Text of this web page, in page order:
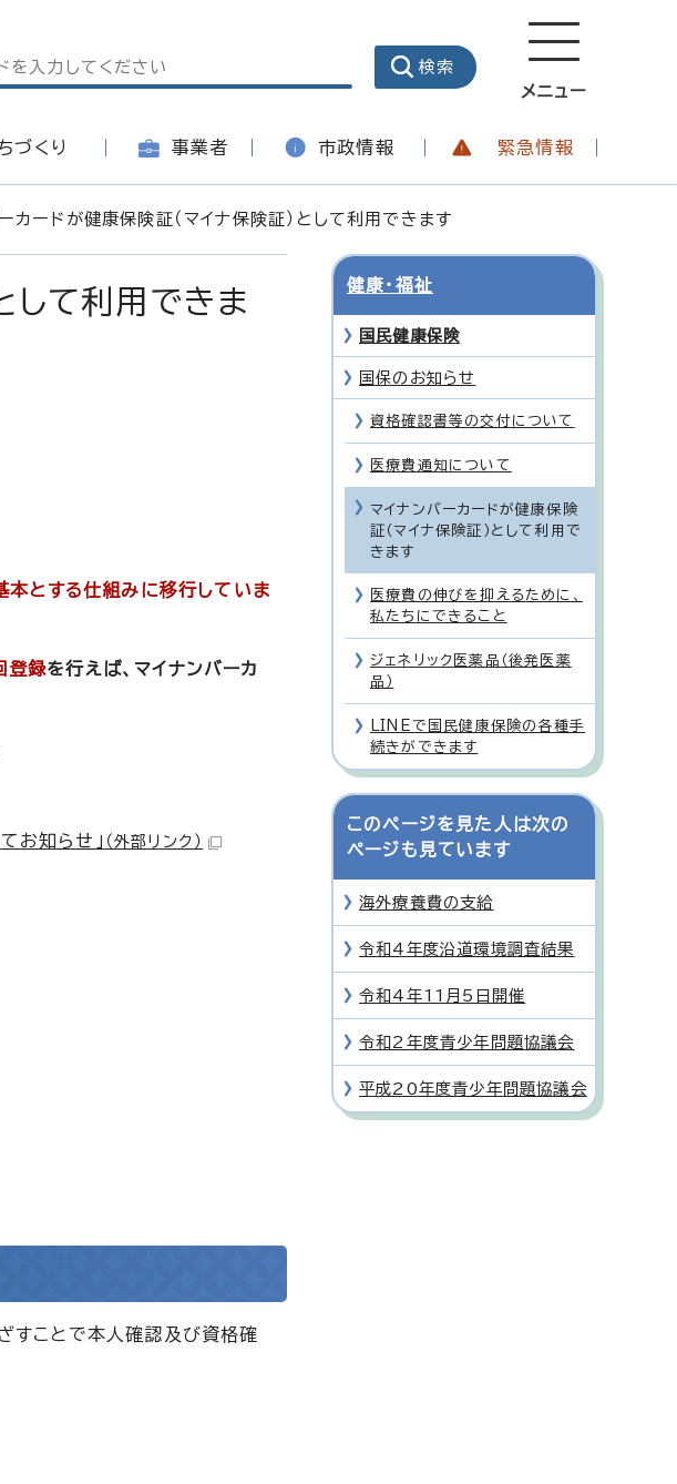
メニュー
づくり 事業者 市政情報 緊急情報
カードが健康保険証（マイナ保険証）として利用できます
して利用できま
とする仕組みに移行していま
登録を行えば、マイナンバーカ
お知らせ」 （外部リンク）
すことで本人確認及び資格確
健康・福祉
国民健康保険
国保のお知らせ
資格確認書等の交付について
医療費通知について
マイナンバーカードが健康保険
証（マイナ保険証）として利用で
きます
医療費の伸びを抑えるために、
私たちにできること
ジェネリック医薬品（後発医薬
品）
LINEで国民健康保険の各種手
続きができます
このページを見た人は次の
ページも見ています
海外療養費の支給
令和4年度沿道環境調査結果
令和4年11月5日開催
令和2年度青少年問題協議会
平成20年度青少年問題協議会